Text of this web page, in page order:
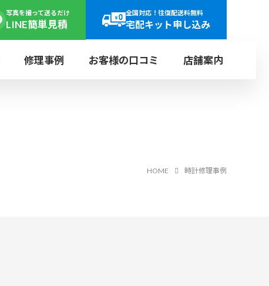
写真を撮って送るだけ
LINE簡単見積
全国対応！往復配送料無料
宅配キット申し込み
ブルガリ
文字盤再生
修理事例 お客様の口コミ 店舗案内
HOME 時計修理事例